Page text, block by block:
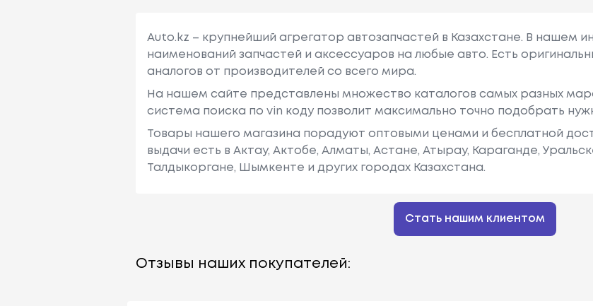
Auto.kz – крупнейший агрегатор автозапчастей в Казахстане. В нашем
наименований запчастей и аксессуаров на любые авто. Есть
аналогов от производителей со всего мира.
На нашем сайте представлены множество каталогов самых разных
система поиска по vin коду позволит максимально точно подобрать
Товары нашего магазина порадуют оптовыми ценами и бесплатной
выдачи есть в Актау, Актобе, Алматы, Астане, Атырау, Караганде,
Талдыкоргане, Шымкенте и других городах Казахстана.
Стать нашим клиентом
Отзывы наших покупателей: